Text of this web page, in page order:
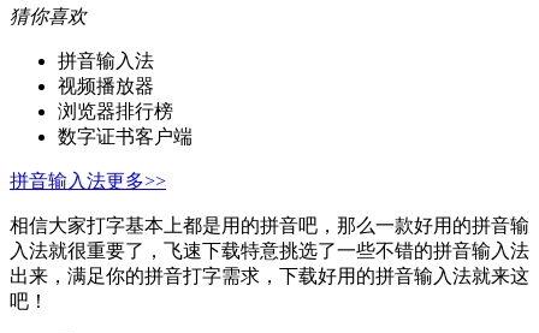
猜你喜欢
拼音输入法
视频播放器
浏览器排行榜
数字证书客户端
拼音输入法更多>>
相信大家打字基本上都是用的拼音吧，那么一款好用的拼音输
入法就很重要了，飞速下载特意挑选了一些不错的拼音输入法
出来，满足你的拼音打字需求，下载好用的拼音输入法就来这
吧！